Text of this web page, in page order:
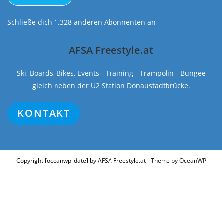
Schließe dich 1.328 anderen Abonnenten an
AFSA Freestyle.at
Ski, Boards, Bikes, Events - Training - Trampolin - Bungee
gleich neben der U2 Station Donaustadtbrücke.
KONTAKT
Copyright [oceanwp_date] by AFSA Freestyle.at - Theme by OceanWP